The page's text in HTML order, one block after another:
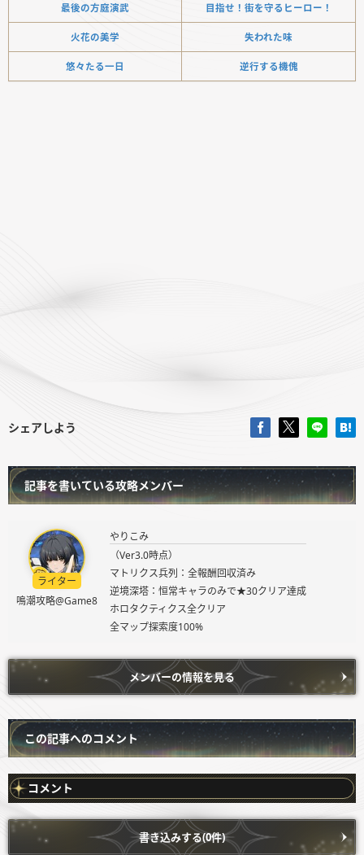
最後の方庭演武 目指せ！街を守るヒーロー！
火花の美学 失われた味
悠々たる一日 逆行する機傀
シェアしよう
記事を書いている攻略メンバー
ライター
鳴潮攻略@Game8
やりこみ
（Ver3.0時点）
マトリクス兵列：全報酬回収済み
逆境深塔：恒常キャラのみで★30クリア達成
ホロタクティクス全クリア
全マップ探索度100%
メンバーの情報を見る
この記事へのコメント
コメント
書き込みする(0件)